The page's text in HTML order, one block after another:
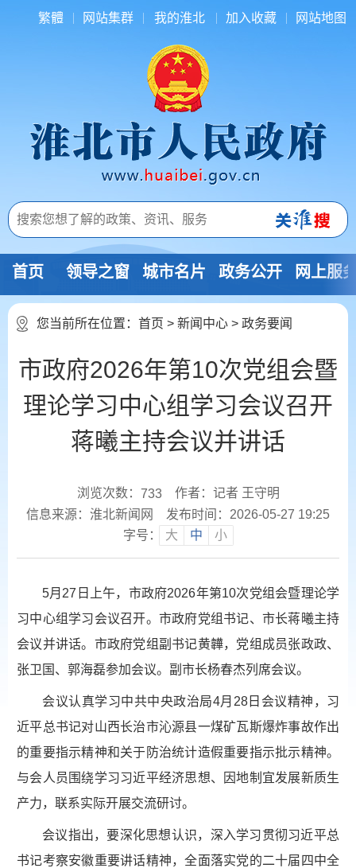
繁體 网站集群 我的淮北 加入收藏 网站地图
首页 领导之窗 城市名片 政务公开 网上服
您当前所在位置： 首页 > 新闻中心 > 政务要闻
市政府2026年第10次党组会暨
理论学习中心组学习会议召开
蒋曦主持会议并讲话
浏览次数： 733
作者：记者 王守明
信息来源：淮北新闻网
发布时间：2026-05-27 19:25
字号：
大 中 小
5月27日上午，市政府2026年第10次党组会暨理论学
习中心组学习会议召开。市政府党组书记、市长蒋曦主持
会议并讲话。市政府党组副书记黄韡，党组成员张政政、
张卫国、郭海磊参加会议。副市长杨春杰列席会议。
会议认真学习中共中央政治局4月28日会议精神，习
近平总书记对山西长治市沁源县一煤矿瓦斯爆炸事故作出
的重要指示精神和关于防治统计造假重要指示批示精神。
与会人员围绕学习习近平经济思想、因地制宜发展新质生
产力，联系实际开展交流研讨。
会议指出，要深化思想认识，深入学习贯彻习近平总
书记考察安徽重要讲话精神，全面落实党的二十届四中全